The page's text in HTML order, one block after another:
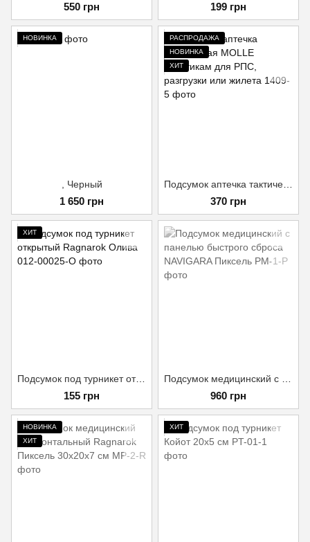
550 грн 199 грн
НОВИНКА
, Черный
1 650 грн
РАСПРОДАЖА
НОВИНКА
ХИТ
370 грн
ХИТ
Подсумок под турникет открытый Ragnarok Олива
155 грн 960 грн
НОВИНКА
ХИТ
ХИТ